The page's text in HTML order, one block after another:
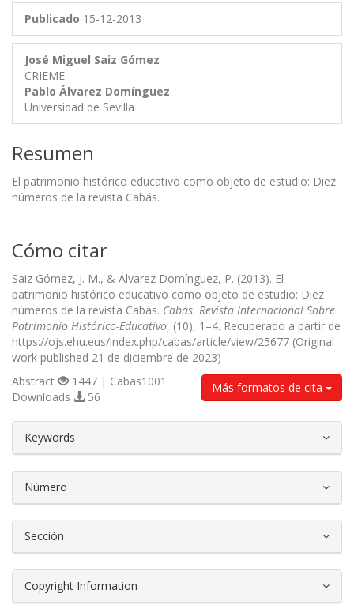
Publicado 15-12-2013
José Miguel Saiz Gómez
CRIEME
Pablo Álvarez Domínguez
Universidad de Sevilla
Resumen
El patrimonio histórico educativo como objeto de estudio: Diez
números de la revista Cabás.
Cómo citar
Saiz Gómez, J. M., & Álvarez Domínguez, P. (2013). El
patrimonio histórico educativo como objeto de estudio: Diez
números de la revista Cabás. Cabás. Revista Internacional Sobre
Patrimonio Histórico-Educativo, (10), 1–4. Recuperado a partir de
https://ojs.ehu.eus/index.php/cabas/article/view/25677 (Original
work published 21 de diciembre de 2023)
Más formatos de cita
Abstract
1447 | Cabas1001
Downloads
56
Keywords
Número
Sección
Copyright Information